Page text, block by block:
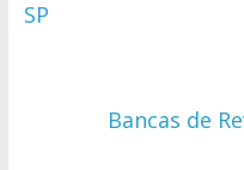
SP
Bancas de